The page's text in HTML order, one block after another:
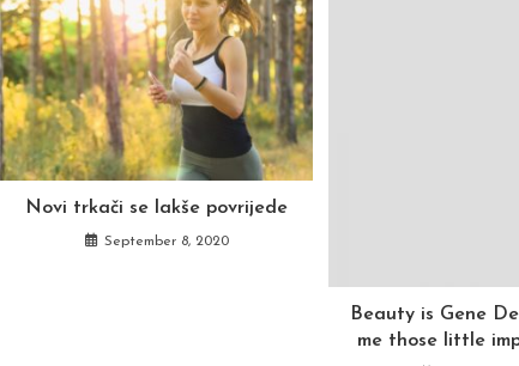
Novi trkači se lakše povrijede
September 8, 2020
Beauty is Gene
me those little